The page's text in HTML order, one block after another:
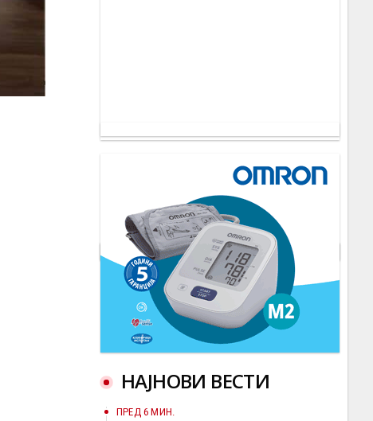
НАЈНОВИ ВЕСТИ
ПРЕД 6 МИН.